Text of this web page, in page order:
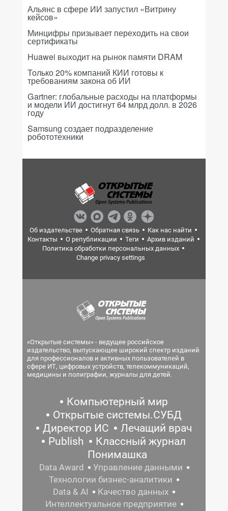
Альянс в сфере ИИ запустил «Витрину
кейсов»
Минцифры призывает переходить на свои
сертификаты
Huawei выходит на рынок памяти DRAM
Только 20% компаний КИИ готовы к
требованиям закона об ИИ
Gartner: глобальные расходы на платформы
и модели ИИ достигнут 64 млрд долл. в 2026
году
Samsung создает подразделение
робототехники
Об издательстве Обратная связь
Как нас найти
Контакты
О републикации Теги
Архив изданий
Политика обработки персональных данных
Change privacy settings
«Открытые системы» - ведущее российское
издательство, выпускающее широкий спектр изданий
для профессионалов и активных пользователей в
сфере ИТ, цифровых устройств, телекоммуникаций,
медицины и полиграфии, журналы для детей.
Компьютерный мир
Открытые системы.СУБД
Директор ИС
Лечащий врач
Publish
Классный журнал
Понимашка
Data Award
Управление данными
Технологии бизнес-аналитики
Data & AI
Качество данных
Интеллектуальное предприятие